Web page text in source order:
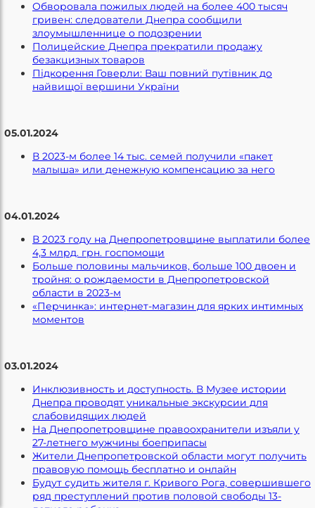
Обворовала пожилых людей на более 400 тысяч
гривен: следователи Днепра сообщили
злоумышленнице о подозрении
Полицейские Днепра прекратили продажу
безакцизных товаров
Підкорення Говерли: Ваш повний путівник до
найвищої вершини України
05.01.2024
В 2023-м более 14 тыс. семей получили «пакет
малыша» или денежную компенсацию за него
04.01.2024
В 2023 году на Днепропетровщине выплатили более
4,3 млрд. грн. госпомощи
Больше половины мальчиков, больше 100 двоен и
тройня: о рождаемости в Днепропетровской
области в 2023-м
«Перчинка»: интернет-магазин для ярких интимных
моментов
03.01.2024
Инклюзивность и доступность. В Музее истории
Днепра проводят уникальные экскурсии для
слабовидящих людей
На Днепропетровщине правоохранители изъяли у
27-летнего мужчины боеприпасы
Жители Днепропетровской области могут получить
правовую помощь бесплатно и онлайн
Будут судить жителя г. Кривого Рога, совершившего
ряд преступлений против половой свободы 13-